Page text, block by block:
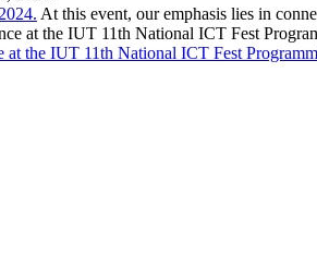
At this event, our emphasis lies in
the IUT 11th National ICT Fest